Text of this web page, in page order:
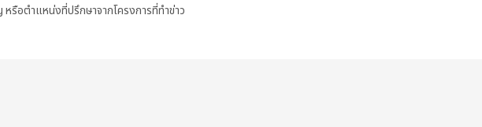
อตำแหน่งที่ปรึกษาจากโครงการที่ทำข่าว